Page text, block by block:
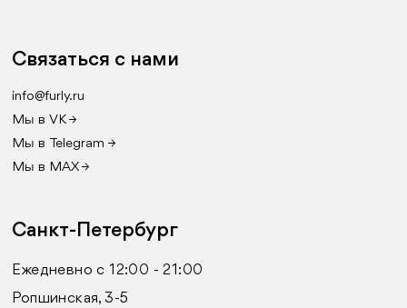
Связаться с нами
info@furly.ru
Мы в VK →
Мы в Telegram →
Мы в MAX →
Санкт-Петербург
Ежедневно с 12:00 - 21:00
Ропшинская, 3-5